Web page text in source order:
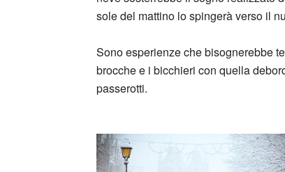
sole del mattino lo spingerà verso il
Sono esperienze che bisognerebbe
brocche e i bicchieri con quella
passerotti.